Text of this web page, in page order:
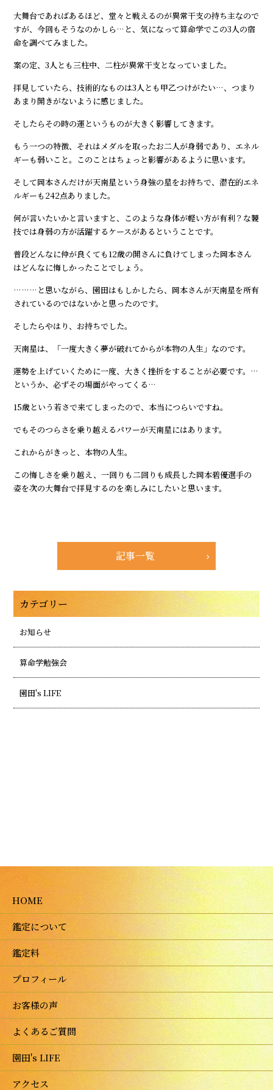
大舞台であればあるほど、堂々と戦えるのが異常干支の持ち主なので
すが、今回もそうなのかしら…と、気になって算命学でこの3人の宿
命を調べてみました。
案の定、3人とも三柱中、二柱が異常干支となっていました。
拝見していたら、技術的なものは3人とも甲乙つけがたい…、つまり
あまり開きがないように感じました。
そしたらその時の運というものが大きく影響してきます。
もう一つの特徴、それはメダルを取ったお二人が身弱であり、エネル
ギーも弱いこと。このことはちょっと影響があるように思います。
そして岡本さんだけが天南星という身強の星をお持ちで、潜在的エネ
ルギーも242点ありました。
何が言いたいかと言いますと、このような身体が軽い方が有利？な競
技では身弱の方が活躍するケースがあるということです。
普段どんなに仲が良くても12歳の開さんに負けてしまった岡本さん
はどんなに悔しかったことでしょう。
………と思いながら、園田はもしかしたら、岡本さんが天南星を所有
されているのではないかと思ったのです。
そしたらやはり、お持ちでした。
天南星は、「一度大きく夢が破れてからが本物の人生」なのです。
運勢を上げていくために一度、大きく挫折をすることが必要です。…
というか、必ずその場面がやってくる…
15歳という若さで来てしまったので、本当につらいですね。
でもそのつらさを乗り越えるパワーが天南星にはあります。
これからがきっと、本物の人生。
この悔しさを乗り越え、一回りも二回りも成長した岡本碧優選手の
姿を次の大舞台で拝見するのを楽しみにしたいと思います。
記事一覧
カテゴリー
お知らせ
算命学勉強会
園田's LIFE
HOME
鑑定について
鑑定料
プロフィール
お客様の声
よくあるご質問
園田's LIFE
アクセス